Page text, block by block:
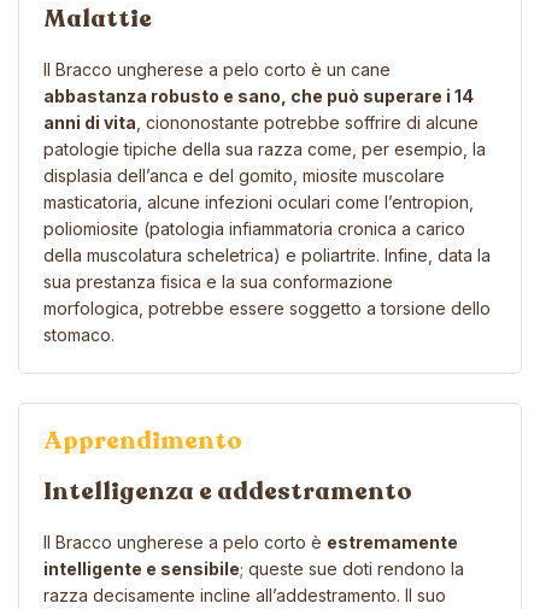
Malattie
Il Bracco ungherese a pelo corto è un cane
abbastanza robusto e sano, che può superare i 14
anni di vita , ciononostante potrebbe soffrire di alcune
patologie tipiche della sua razza come, per esempio, la
displasia dell’anca e del gomito, miosite muscolare
masticatoria, alcune infezioni oculari come l’entropion,
poliomiosite (patologia infiammatoria cronica a carico
della muscolatura scheletrica) e poliartrite. Infine, data la
sua prestanza fisica e la sua conformazione
morfologica, potrebbe essere soggetto a torsione dello
stomaco.
Apprendimento
Intelligenza e addestramento
Il Bracco ungherese a pelo corto è estremamente
intelligente e sensibile; queste sue doti rendono la
razza decisamente incline all’addestramento. Il suo